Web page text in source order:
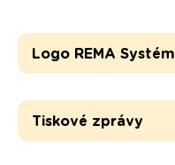
Logo REMA Systém
Tiskové zprávy